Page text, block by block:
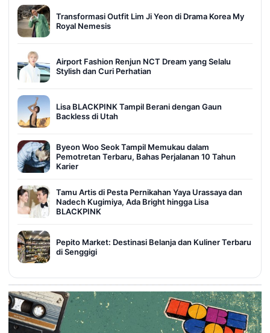
Transformasi Outfit Lim Ji Yeon di Drama Korea My
Royal Nemesis
Airport Fashion Renjun NCT Dream yang Selalu
Stylish dan Curi Perhatian
Lisa BLACKPINK Tampil Berani dengan Gaun
Backless di Utah
Byeon Woo Seok Tampil Memukau dalam
Pemotretan Terbaru, Bahas Perjalanan 10 Tahun
Karier
Tamu Artis di Pesta Pernikahan Yaya Urassaya dan
Nadech Kugimiya, Ada Bright hingga Lisa
BLACKPINK
Pepito Market: Destinasi Belanja dan Kuliner Terbaru
di Senggigi